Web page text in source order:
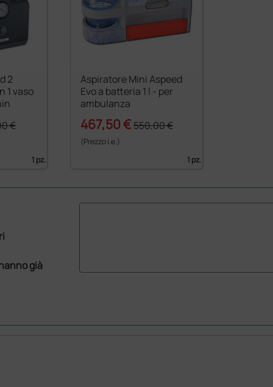
2
1 vaso
€
1 pz.
Aspiratore Mini Aspeed
Evo a batteria 1 l - per
ambulanza
467,50 €550,00 €
(Prezzo i.e.)
1 pz.
già